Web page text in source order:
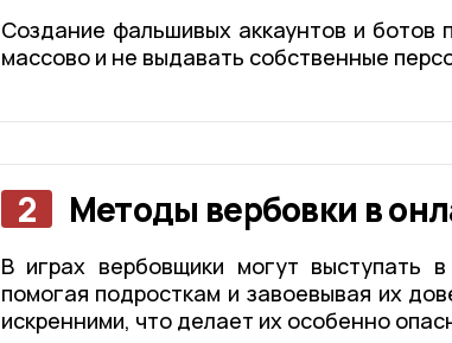
Создание фальшивых аккаунтов и ботов
массово и не выдавать собственные
2 Методы вербовки в
В играх вербовщики могут выступать
помогая подросткам и завоевывая их
искренними, что делает их особенно